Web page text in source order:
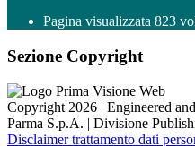
Pagina visualizzata 823
Sezione Copyright
Copyright 2026 | Engineered
Parma S.p.A. | Divisione
Disclaimer trattamento dati